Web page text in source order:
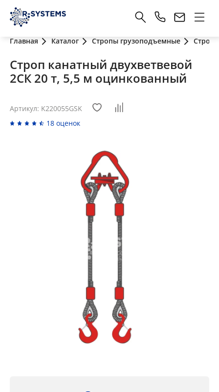
Главная Каталог Стропы грузоподъемные
Строп канатный двухветвевой
2СК 20 т, 5,5 м оцинкованный
Артикул: K220055GSK
18 оценок